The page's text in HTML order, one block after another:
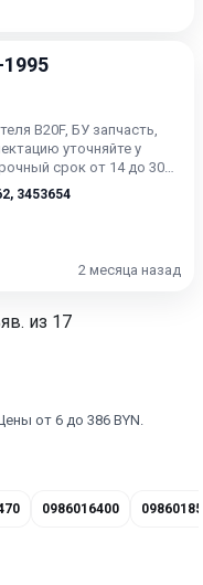
B20F, БУ запчасть,
уточняйте у
срок от 14 до 30
, 3453654
2 месяца назад
из 17
от 6 до 386 BYN.
0986016400